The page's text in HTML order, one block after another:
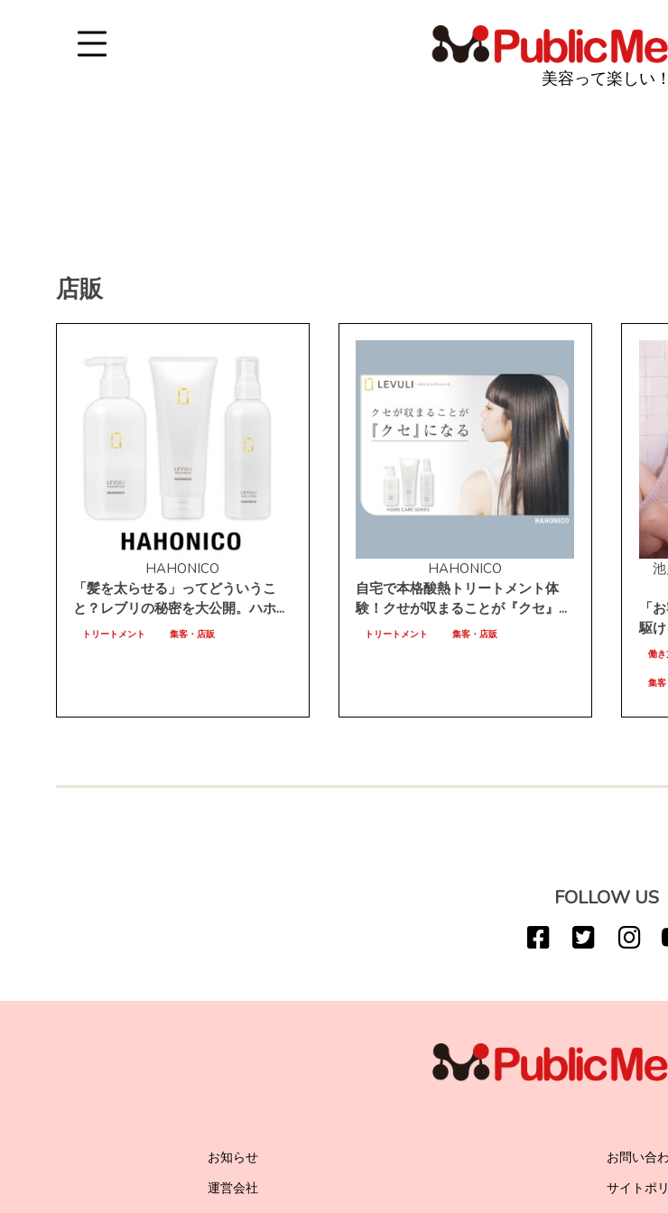
美容って楽しい！
店販
HAHONICO
「髪を太らせる」ってどういうこ
と？レブリの秘密を大公開。ハホ...
トリートメント 集客・店販
HAHONICO
自宅で本格酸熱トリートメント体
験！クせが収まることが『クセ』...
トリートメント 集客・店販
「
駆
働き
集
FOLLOW US
お知らせ
お問い合
運営会社
サイトポ